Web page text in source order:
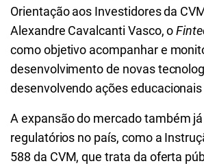
Orientação aos Investidores da
Alexandre Cavalcanti Vasco, o
como objetivo acompanhar e
desenvolvimento de novas
desenvolvendo ações
A expansão do mercado também
regulatórios no país, como a
588 da CVM, que trata da oferta